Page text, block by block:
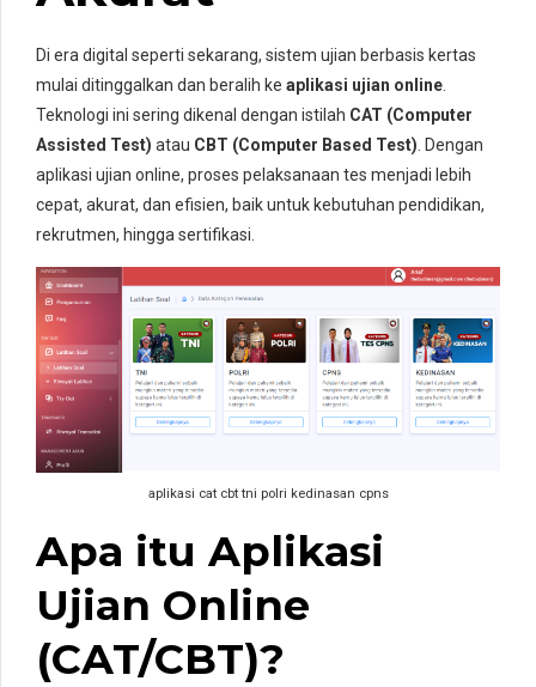
Di era digital seperti sekarang, sistem ujian berbasis kertas
mulai ditinggalkan dan beralih ke aplikasi ujian online
Teknologi ini sering dikenal dengan istilah CAT (Computer
Assisted Test) atau CBT (Computer Based Test) . Dengan
aplikasi ujian online, proses pelaksanaan tes menjadi lebih
cepat, akurat, dan efisien, baik untuk kebutuhan pendidikan,
rekrutmen, hingga sertifikasi.
aplikasi cat cbt tni polri kedinasan cpns
Apa itu Aplikasi
Ujian Online
(CAT/CBT)?